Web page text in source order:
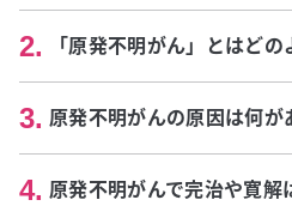
2. 「原発不明がん」とはど
3. 原発不明がんの原因は何が
4. 原発不明がんで完治や寛解